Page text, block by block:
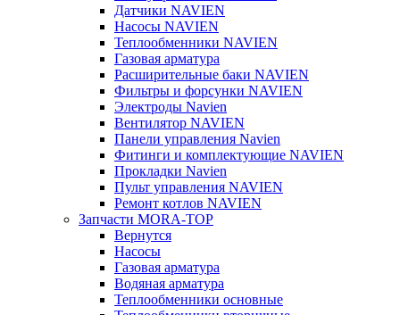
Датчики NAVIEN
Насосы NAVIEN
Теплообменники NAVIEN
Газовая арматура
Расширительные баки NAVIEN
Фильтры и форсунки NAVIEN
Электроды Navien
Вентилятор NAVIEN
Панели управления Navien
Фитинги и комплектующие NAVIEN
Прокладки Navien
Пульт управления NAVIEN
Ремонт котлов NAVIEN
Запчасти MORA-TOP
Вернутся
Насосы
Газовая арматура
Водяная арматура
Теплообменники основные